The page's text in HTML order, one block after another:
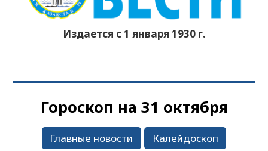
Издается с 1 января 1930 г.
Гороскоп на 31 октября
Главные новости
Калейдоскоп